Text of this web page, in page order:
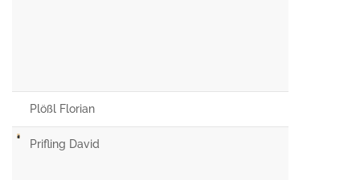
Plößl Florian
Prifling David